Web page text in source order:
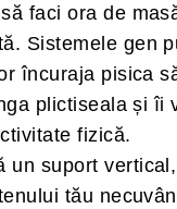
faci ora de
Sistemele gen
încuraja pisica
plictiseala și îi
fizică.
un suport
tău